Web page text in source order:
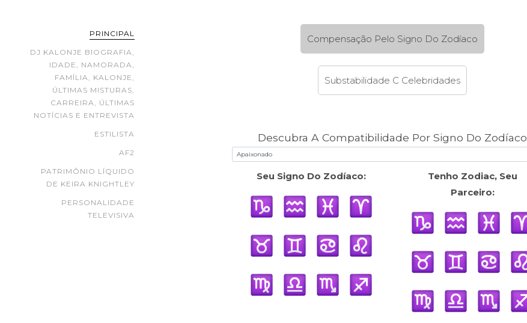
PRINCIPAL
DJ KALONJE BIOGRAFIA,
IDADE, NAMORADA,
FAMÍLIA, KALONJE,
ÚLTIMAS MISTURAS,
CARREIRA, ÚLTIMAS
NOTÍCIAS E ENTREVISTA
ESTILISTA
AF2
PATRIMÔNIO LÍQUIDO
DE KEIRA KNIGHTLEY
PERSONALIDADE
TELEVISIVA
Compensação Pelo Signo Do Zodíaco
Substabilidade C Celebridades
Descubra A Compatibilidade Por Signo Do Zodíaco
Seu Signo Do Zodíaco:
Tenho Zodiac, Seu
Parceiro: